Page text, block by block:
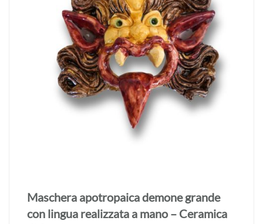
Maschera apotropaica demone grande
realizzata a mano – Ceramica di Seminara